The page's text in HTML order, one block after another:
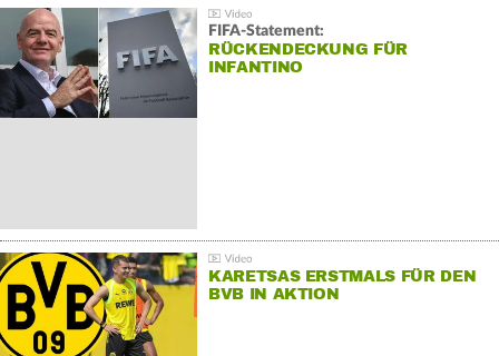
FIFA-Statement:
RÜCKENDECKUNG FÜR
INFANTINO
KARETSAS ERSTMALS FÜR DEN
BVB IN AKTION